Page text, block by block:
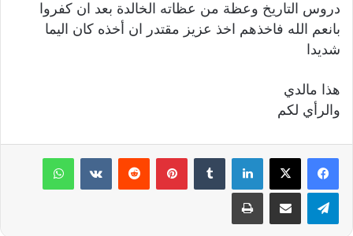
دروس التاريخ وعظة من عظاته الخالدة بعد ان كفروا
بانعم الله فاخذهم اخذ عزيز مقتدر ان أخذه كان اليما
شديدا
هذا مالدي
والرأي لكم
لينكدإن بينتيريست